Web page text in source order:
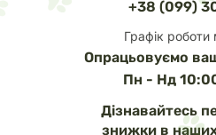
+38 (099)
Графік роботи
Опрацьовуємо
Пн - Нд
Дізнавайтесь
знижки в